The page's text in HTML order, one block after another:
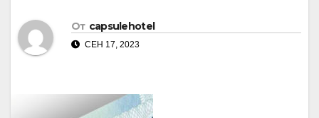
От capsulehotel
СЕН 17, 2023